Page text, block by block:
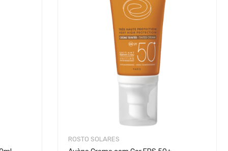
ROSTO SOLARES